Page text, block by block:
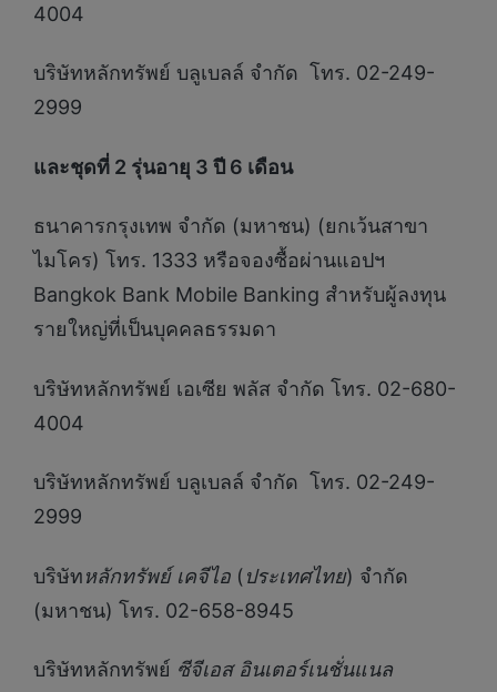
4004
บริษัทหลักทรัพย์ บลูเบลล์ จำกัด โทร. 02-249-
2999
และชุดที่ 2 รุ่นอายุ 3 ปี 6 เดือน
ธนาคารกรุงเทพ จำกัด (มหาชน) (ยกเว้นสาขา
ไมโคร) โทร. 1333 หรือจองซื้อผ่านแอปฯ
Bangkok Bank Mobile Banking สำหรับผู้ลงทุน
รายใหญ่ที่เป็นบุคคลธรรมดา
บริษัทหลักทรัพย์ เอเซีย พลัส จำกัด โทร. 02-680-
4004
บริษัทหลักทรัพย์ บลูเบลล์ จำกัด โทร. 02-249-
2999
บริษัทหลักทรัพย์ เคจีไอ (ประเทศไทย) จำกัด
(มหาชน) โทร. 02-658-8945
บริษัทหลักทรัพย์ ซีจีเอส อินเตอร์เนชั่นแนล